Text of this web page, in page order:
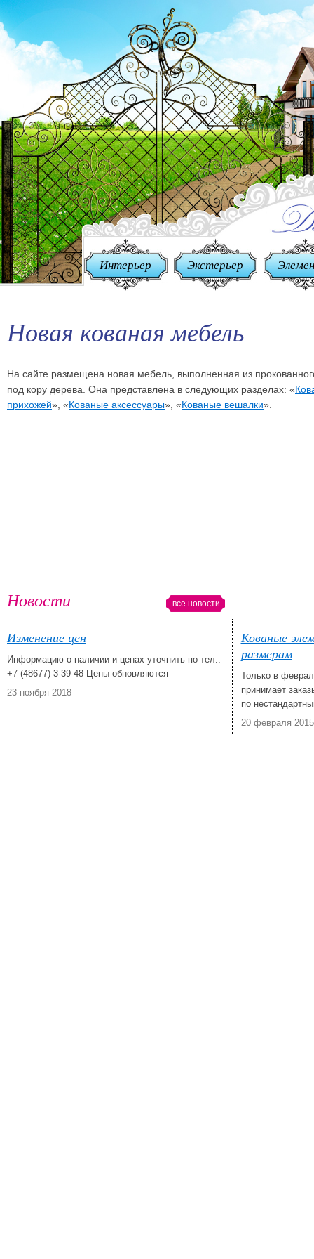
Интерьер Экстерьер
Новая кованая мебель
На сайте размещена новая мебель, выполненная из
под кору дерева. Она представлена в следующих разделах: «
прихожей», «Кованые аксессуары», «Кованые вешалки».
Новости все новости
Изменение цен
Информацию о наличии и ценах уточнить по тел.:
+7 (48677) 3-39-48 Цены обновляются
23 ноября 2018
Кованые
размерам
Только в
принимает
по
20 февраля 2015